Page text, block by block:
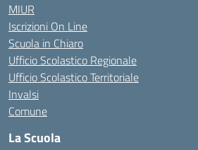
MIUR
Iscrizioni On Line
Scuola in Chiaro
Ufficio Scolastico Regionale
Ufficio Scolastico Territoriale
Invalsi
Comune
La Scuola